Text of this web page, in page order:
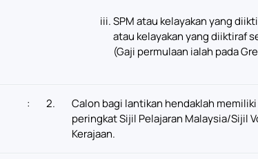
SPM atau kelayakan yang
atau kelayakan yang diiktiraf
(Gaji permulaan ialah pada
: 2.
Calon bagi lantikan hendaklah
peringkat Sijil Pelajaran Malaysia/Sijil
Kerajaan.